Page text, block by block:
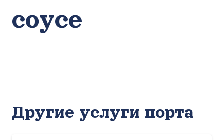
соусе
Другие услуги порта